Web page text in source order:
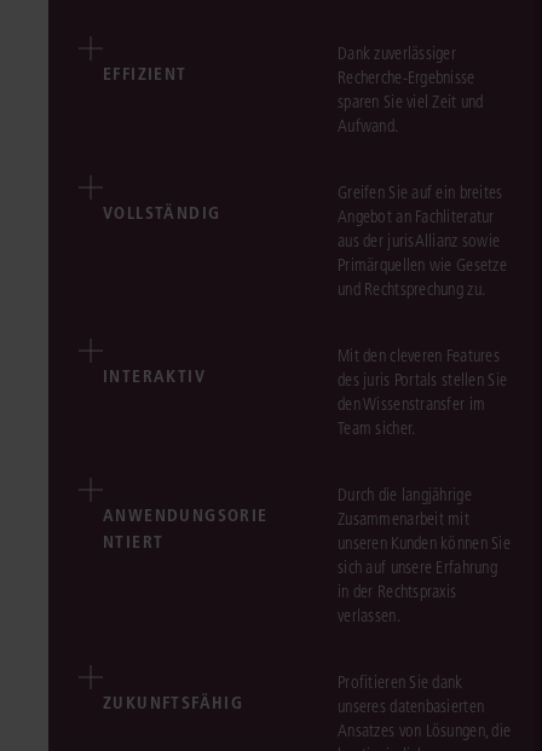
EFFIZIENT
Dank zuverlässiger
Recherche-Ergebnisse
sparen Sie viel Zeit und
Aufwand.
VOLLSTÄNDIG
Greifen Sie auf ein breites
Angebot an Fachliteratur
aus der jurisAllianz sowie
Primärquellen wie Gesetze
und Rechtsprechung zu.
INTERAKTIV
Mit den cleveren Features
des juris Portals stellen Sie
den Wissenstransfer im
Team sicher.
ANWENDUNGSORIE
NTIERT
Durch die langjährige
Zusammenarbeit mit
unseren Kunden können Sie
sich auf unsere Erfahrung
in der Rechtspraxis
verlassen.
ZUKUNFTSFÄHIG
Profitieren Sie dank
unseres datenbasierten
Ansatzes von Lösungen, die